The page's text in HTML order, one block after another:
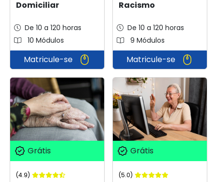
Domiciliar
De 10 a 120 horas
10 Módulos
Matricule-se
Racismo
De 10 a 120 horas
9 Módulos
Matricule-se
Grátis
(4.9)
Grátis
(5.0)